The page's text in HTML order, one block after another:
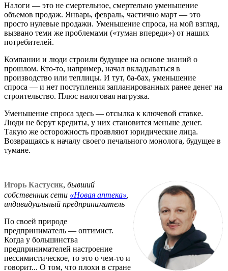
Налоги — это не смертельное, смертельно уменьшение
объемов продаж. Январь, февраль, частично март — это
просто нулевые продажи. Уменьшение спроса, на мой взгляд,
вызвано теми же проблемами («туман впереди») от наших
потребителей.
Компании и люди строили будущее на основе знаний о
прошлом. Кто-то, например, начал вкладываться в
производство или теплицы. И тут, ба-бах, уменьшение
спроса — и нет поступления запланированных ранее денег на
строительство. Плюс налоговая нагрузка.
Уменьшение спроса здесь — отсылка к ключевой ставке.
Люди не берут кредиты, у них становится меньше денег.
Такую же осторожность проявляют юридические лица.
Возвращаясь к началу своего печального монолога, будущее в
тумане.
Игорь Кастусик, бывший
собственник сети «Новая аптека»
индивидуальный предприниматель
По своей природе
предприниматель — оптимист.
Когда у большинства
предпринимателей настроение
пессимистическое, то это о чем-то и
говорит... О том, что плохи в стране